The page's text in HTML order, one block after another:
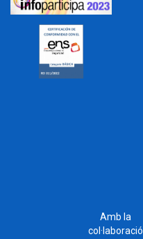
Amb la
col·laboració